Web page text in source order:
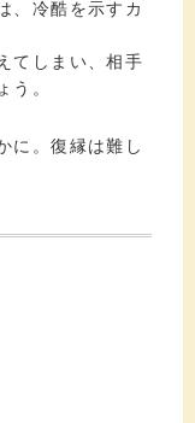
、冷酷を示すカ
てしまい、相手
う。
に。復縁は難し